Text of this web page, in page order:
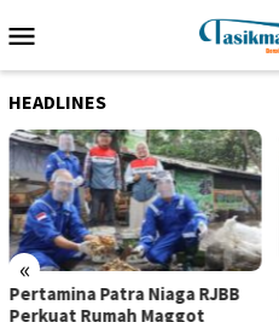
ke
Mobile
HEADLINES
«
Pertamina Patra Niaga RJBB
Perkuat Rumah Maggot